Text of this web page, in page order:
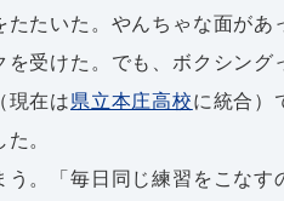
たいた。やんちゃな面があ
を受けた。でも、ボクシン
現在は県立本庄高校に統合）
。
。「毎日同じ練習をこな